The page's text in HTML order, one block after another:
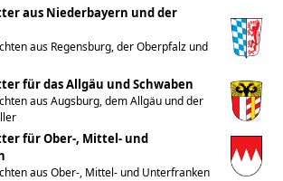
aus Niederbayern und der
aus Regensburg, der Oberpfalz und
für das Allgäu und Schwaben
aus Augsburg, dem Allgäu und der
für Ober-, Mittel- und
aus Ober-, Mittel- und Unterfranken